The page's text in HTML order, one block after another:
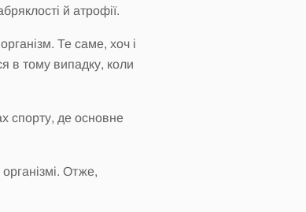
й атрофії.
Те саме, хоч і
в тому випадку, коли
спорту, де основне
Отже,